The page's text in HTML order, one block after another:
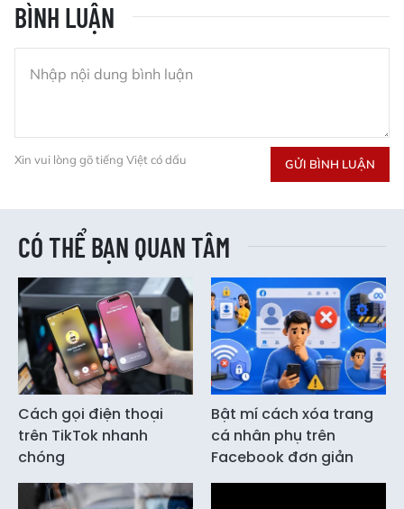
BÌNH LUẬN
Xin vui lòng gõ tiếng Việt có dấu GỬI BÌNH LUẬN
CÓ THỂ BẠN QUAN TÂM
Cách gọi điện thoại
trên TikTok nhanh
chóng
Bật mí cách xóa trang
cá nhân phụ trên
Facebook đơn giản